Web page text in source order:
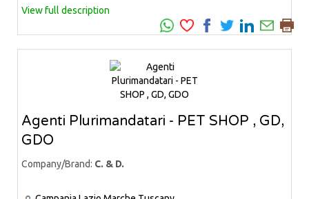
View full description
Agenti Plurimandatari - PET SHOP , GD,
GDO
Company/Brand: C. & D.